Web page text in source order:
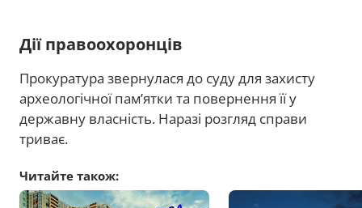
Дії правоохоронців
Прокуратура звернулася до суду для захисту
археологічної пам’ятки та повернення її у
державну власність. Наразі розгляд справи
триває.
Читайте також: